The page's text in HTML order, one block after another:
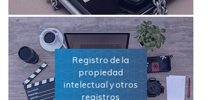
Registro de la
propiedad
intelectual y otros
registros